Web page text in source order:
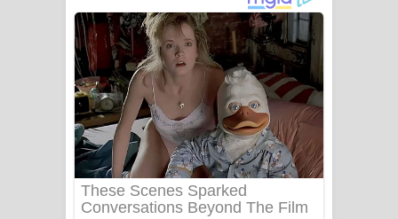
ගීතයේ පද පෙළ
Niwuna Numba Hinda Song Lyrics -
නිවුනා නුඹ හින්දා ගීතයේ පද පෙළ
Numba Dun Aadare Song Lyrics - නුඹ
දුන් ආදරේ ගීතයේ පද පෙළ
Liyamuda Dan Anagathe Song Lyrics